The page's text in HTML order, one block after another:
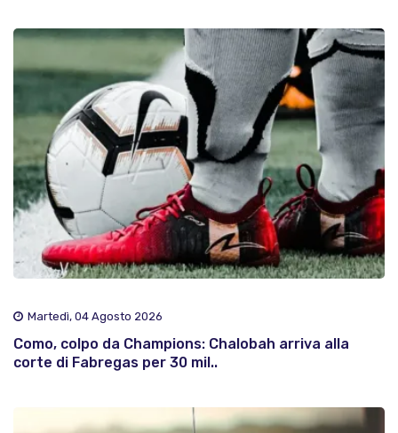
Martedì, 04 Agosto 2026
Como, colpo da Champions: Chalobah arriva alla
corte di Fabregas per 30 mil..